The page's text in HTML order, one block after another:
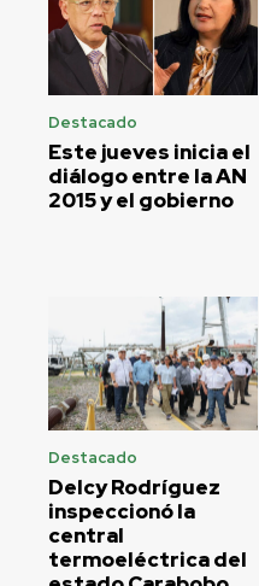
Destacado
Este jueves inicia el
diálogo entre la AN
2015 y el gobierno
Destacado
Delcy Rodríguez
inspeccionó la
central
termoeléctrica del